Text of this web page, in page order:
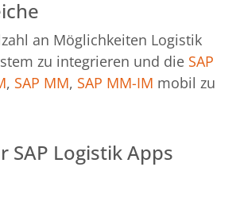
an Möglichkeiten Logistik
zu integrieren und die SAP
, SAP MM, SAP MM-IM mobil zu
SAP Logistik Apps